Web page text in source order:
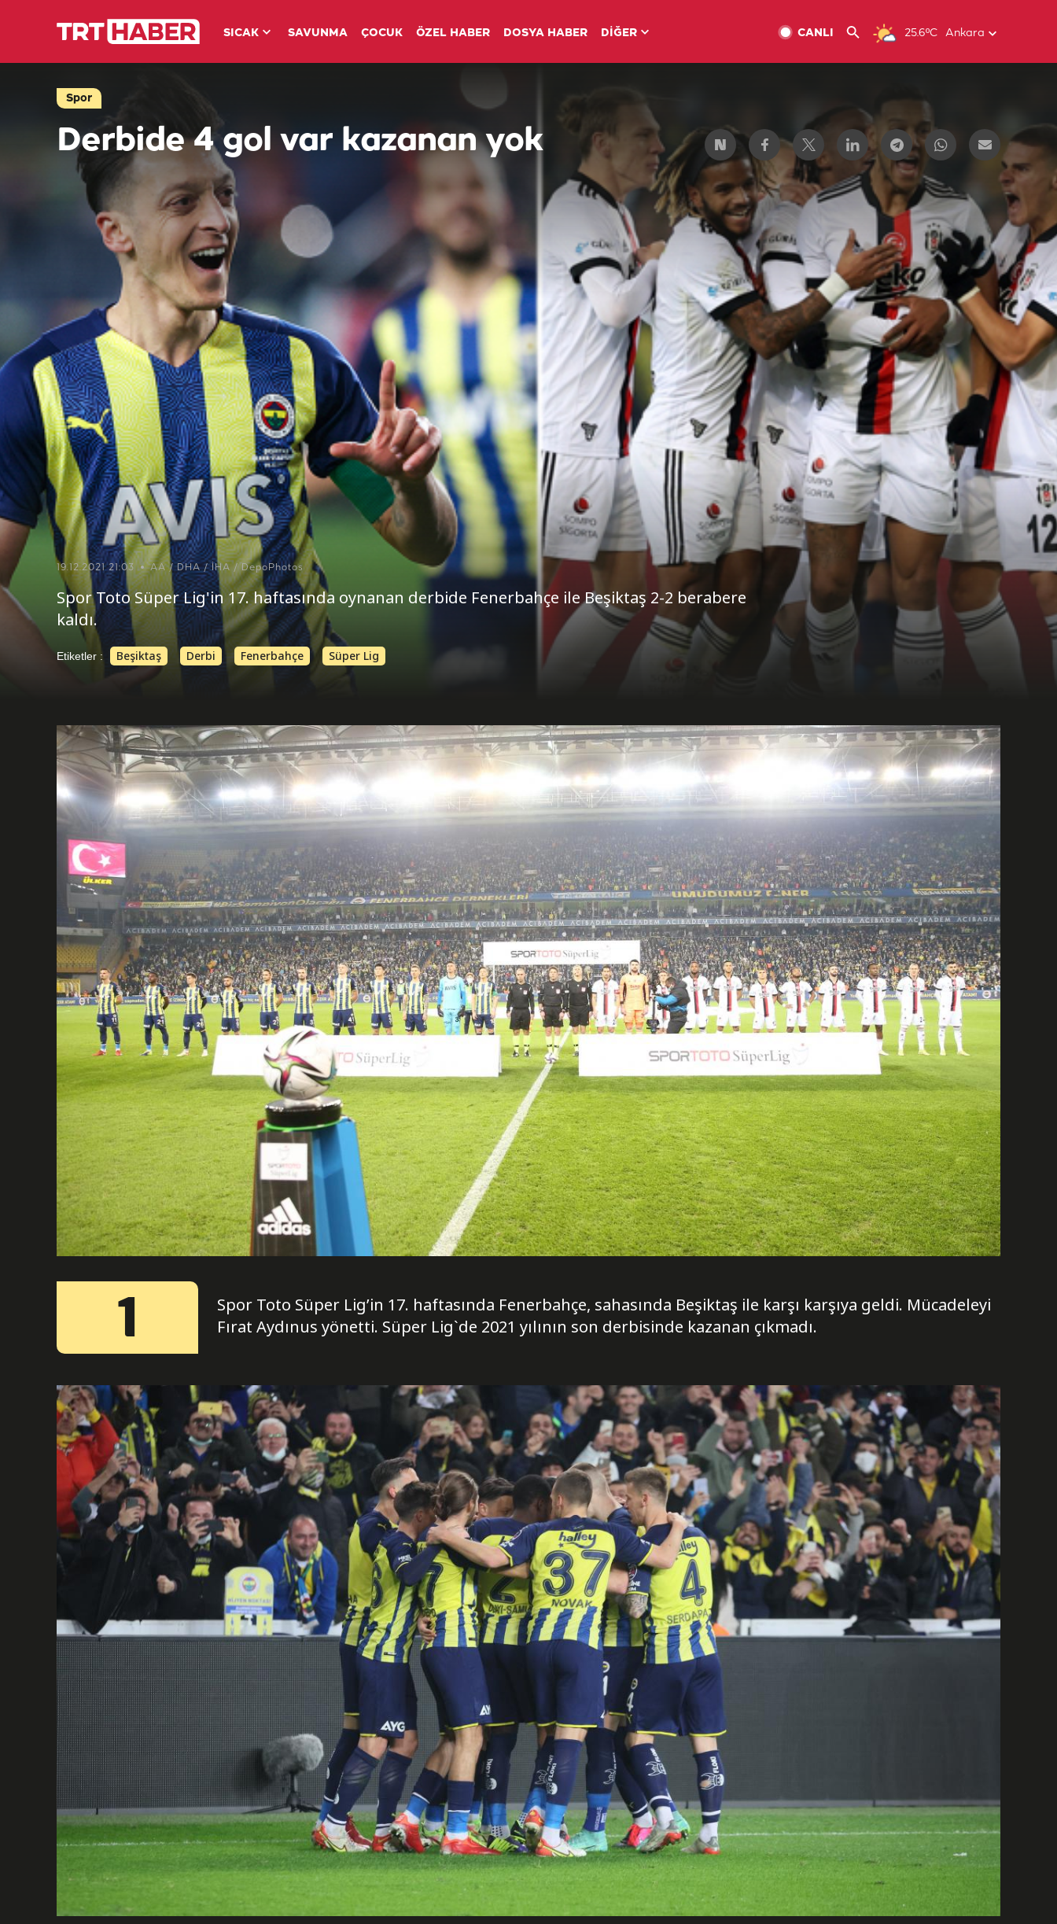
SICAK SAVUNMA ÇOCUK ÖZEL HABER DOSYA HABER DİĞER 25.6ºC Ankara
CANLI
Spor
Derbide 4 gol var kazanan yok
19.12.2021 21:03 AA / DHA / İHA / DepoPhotos
Spor Toto Süper Lig'in 17. haftasında oynanan derbide Fenerbahçe ile Beşiktaş 2-2 berabere
kaldı.
Etiketler : Beşiktaş Derbi Fenerbahçe Süper Lig
1
Spor Toto Süper Lig’in 17. haftasında Fenerbahçe, sahasında Beşiktaş ile karşı karşıya geldi. Mücadeleyi
Fırat Aydınus yönetti. Süper Lig`de 2021 yılının son derbisinde kazanan çıkmadı.